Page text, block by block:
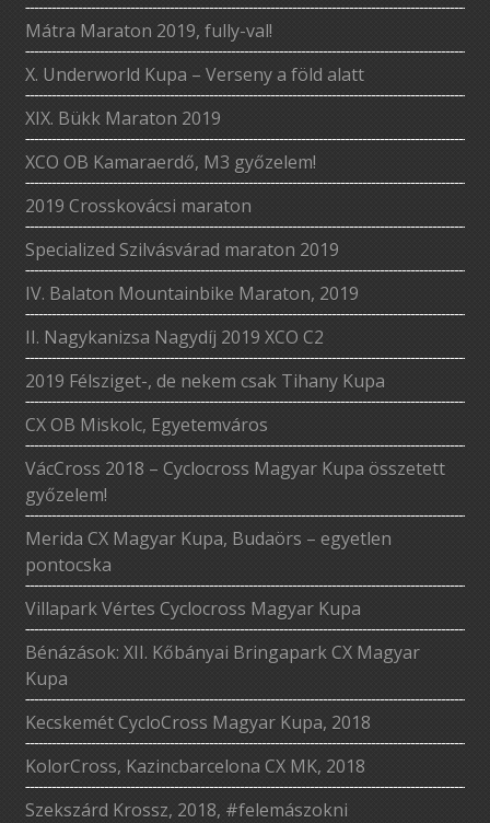
Mátra Maraton 2019, fully-val!
X. Underworld Kupa – Verseny a föld alatt
XIX. Bükk Maraton 2019
XCO OB Kamaraerdő, M3 győzelem!
2019 Crosskovácsi maraton
Specialized Szilvásvárad maraton 2019
IV. Balaton Mountainbike Maraton, 2019
II. Nagykanizsa Nagydíj 2019 XCO C2
2019 Félsziget-, de nekem csak Tihany Kupa
CX OB Miskolc, Egyetemváros
VácCross 2018 – Cyclocross Magyar Kupa összetett
győzelem!
Merida CX Magyar Kupa, Budaörs – egyetlen
pontocska
Villapark Vértes Cyclocross Magyar Kupa
Bénázások: XII. Kőbányai Bringapark CX Magyar
Kupa
Kecskemét CycloCross Magyar Kupa, 2018
KolorCross, Kazincbarcelona CX MK, 2018
Szekszárd Krossz, 2018, #felemászokni